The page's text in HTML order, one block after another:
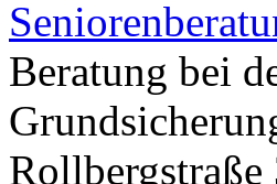
Beratung bei